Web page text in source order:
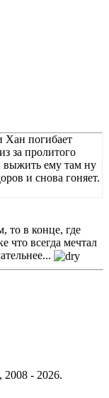
Хан погибает
за пролитого
выжить ему там ну
и снова гоняет.
в конце, где
что всегда мечтал
2008 - 2026.